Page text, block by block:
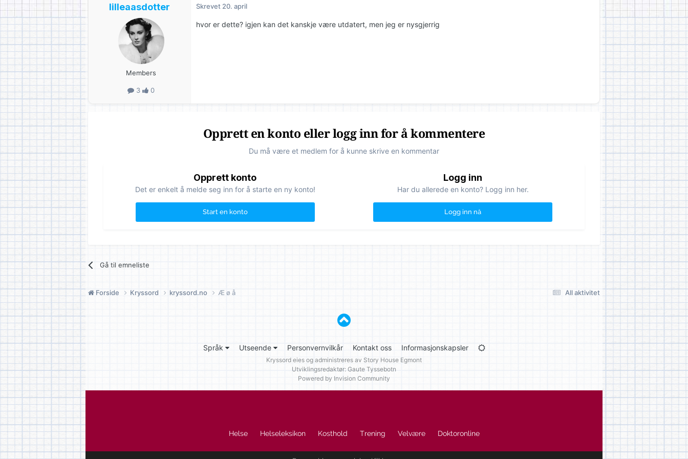
lilleaasdotter
Members
3 0
Skrevet 20. april
hvor er dette? igjen kan det kanskje være utdatert, men jeg er nysgjerrig
Opprett en konto eller logg inn for å kommentere
Du må være et medlem for å kunne skrive en kommentar
Opprett konto
Det er enkelt å melde seg inn for å starte en ny konto!
Start en konto
Logg inn
Har du allerede en konto? Logg inn her.
Logg inn nå
Gå til emneliste
All aktivitet
Forside Kryssord kryssord.no Æ ø å
Språk Utseende Personvernvilkår Kontakt oss Informasjonskapsler
Kryssord eies og administreres av Story House Egmont
Utviklingsredaktør: Gaute Tyssebotn
Powered by Invision Community
Helse Helseleksikon Kosthold Trening Velvære Doktoronline